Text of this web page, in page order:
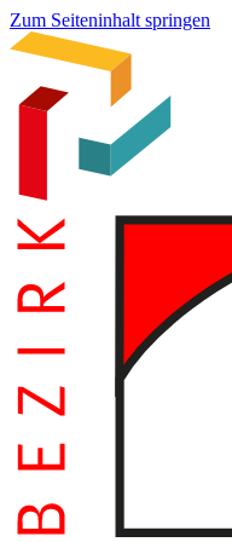
Zum Seiteninhalt springen